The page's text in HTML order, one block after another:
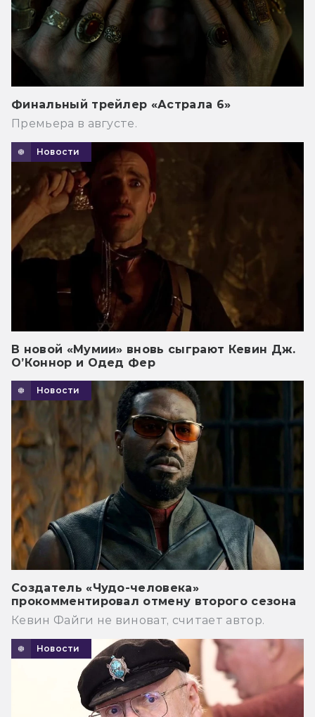
Финальный трейлер «Астрала 6»
Премьера в августе.
Новости
В новой «Мумии» вновь сыграют Кевин Дж.
О’Коннор и Одед Фер
Новости
Создатель «Чудо-человека»
прокомментировал отмену второго сезона
Кевин Файги не виноват, считает автор.
Новости